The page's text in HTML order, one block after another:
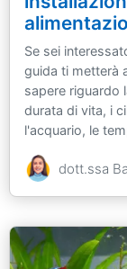
Se sei
guida ti metterà
sapere riguardo
durata di vita, i
l'acquario, le
dott.ssa